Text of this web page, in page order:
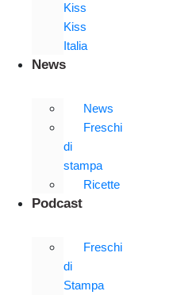
Kiss
Kiss
Italia
News
News
Freschi
di
stampa
Ricette
Podcast
Freschi
di
Stampa